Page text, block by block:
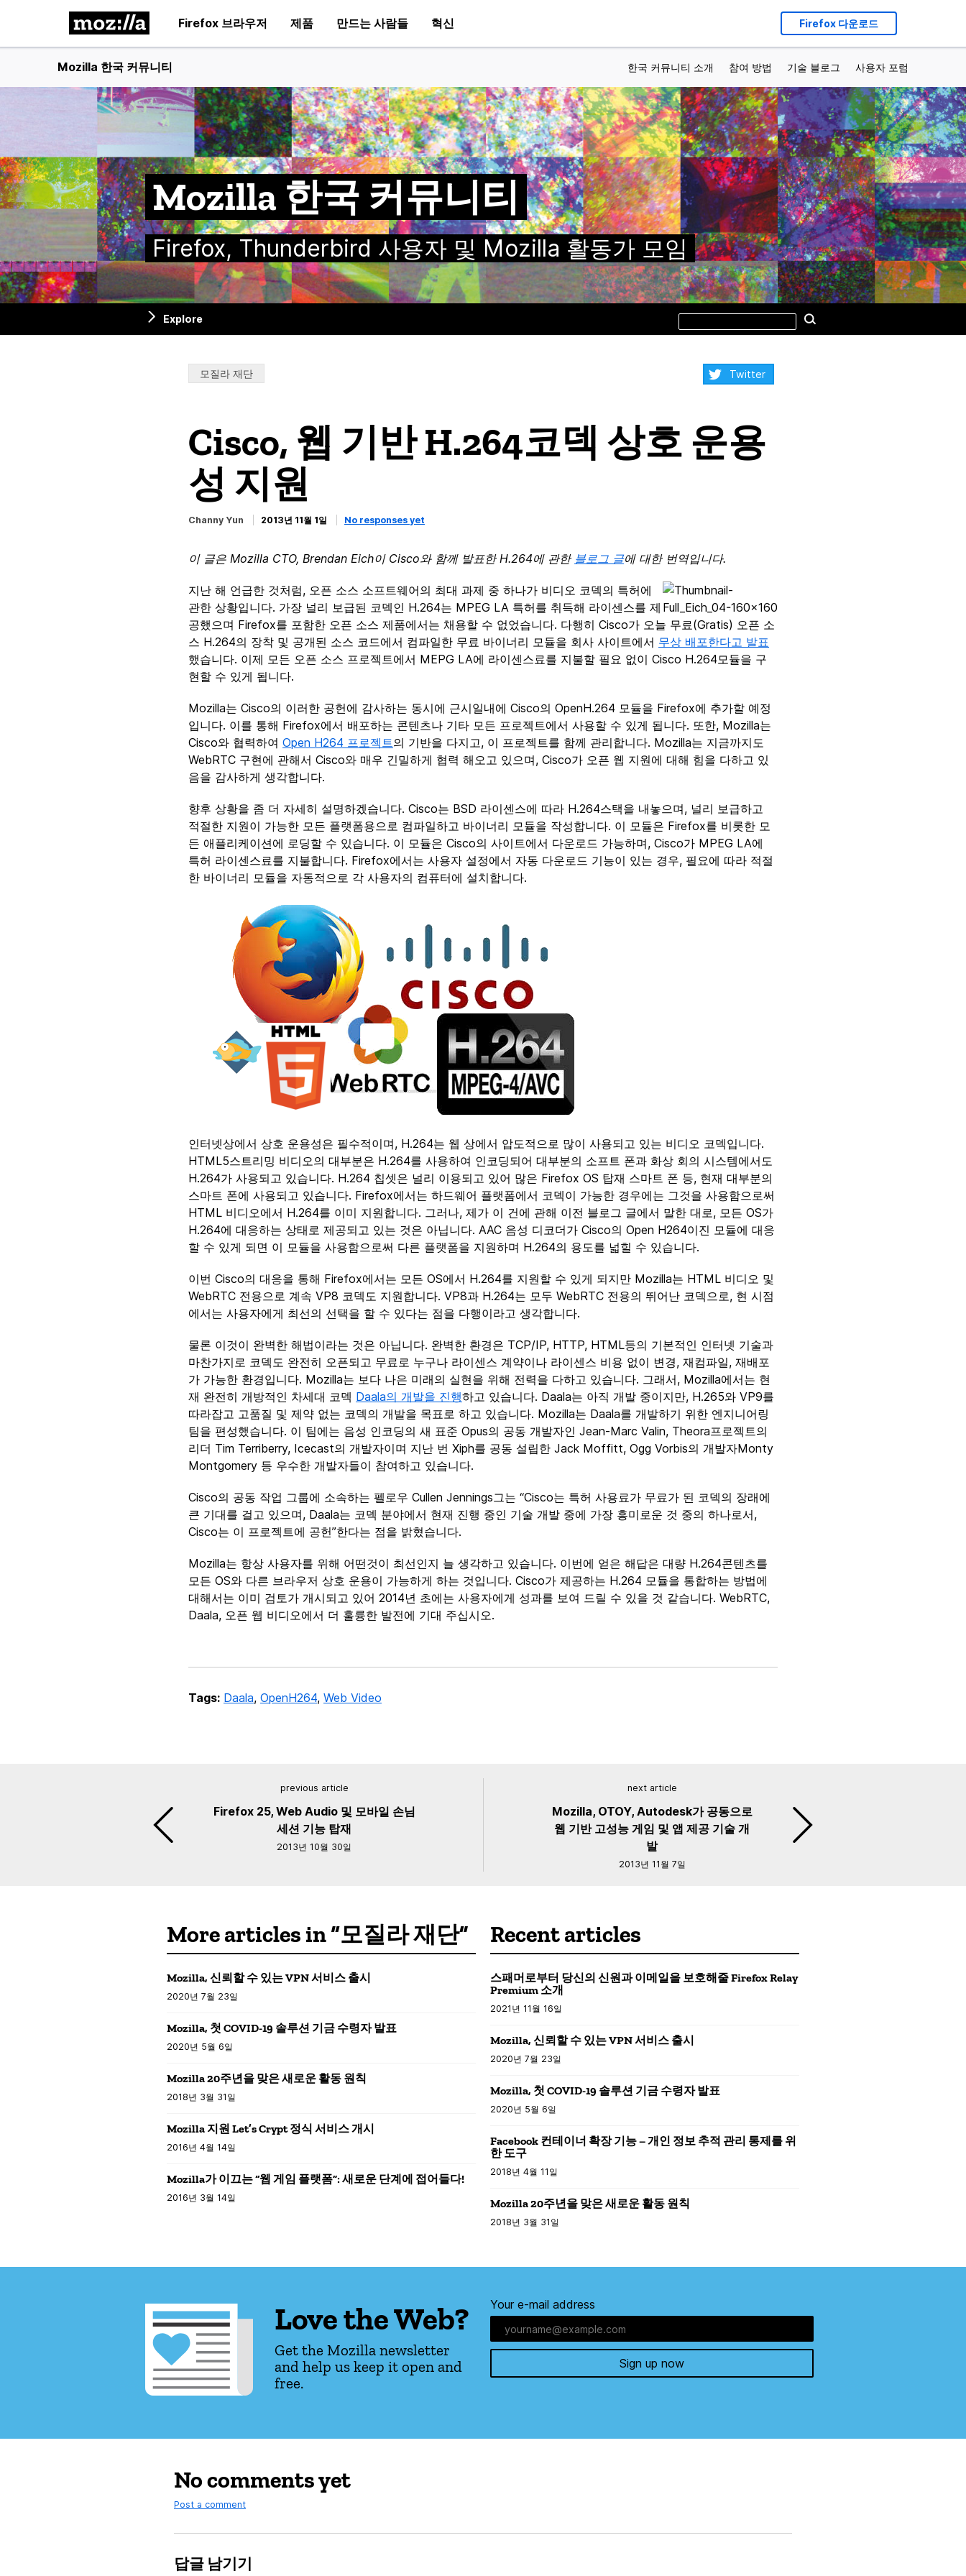
Firefox 다운로드
Firefox 브라우저 제품 만드는 사람들 혁신
Mozilla 한국 커뮤니티 한국 커뮤니티 소개 참여 방법 기술 블로그 사용자 포럼
Mozilla 한국 커뮤니티
Firefox, Thunderbird 사용자 및 Mozilla 활동가 모임
Explore
Search
site
Categories:
모질라 재단 Twitter
Cisco, 웹 기반 H.264코덱 상호 운용
성 지원
Channy Yun 2013년 11월 1일 No responses yet
이 글은 Mozilla CTO, Brendan Eich이 Cisco와 함께 발표한 H.264에 관한 블로그 글에 대한 번역입니다.
지난 해 언급한 것처럼, 오픈 소스 소프트웨어의 최대 과제 중 하나가 비디오 코덱의 특허에
관한 상황입니다. 가장 널리 보급된 코덱인 H.264는 MPEG LA 특허를 취득해 라이센스를 제
공했으며 Firefox를 포함한 오픈 소스 제품에서는 채용할 수 없었습니다. 다행히 Cisco가 오늘 무료(Gratis) 오픈 소
스 H.264의 장착 및 공개된 소스 코드에서 컴파일한 무료 바이너리 모듈을 회사 사이트에서 무상 배포한다고 발표
했습니다. 이제 모든 오픈 소스 프로젝트에서 MEPG LA에 라이센스료를 지불할 필요 없이 Cisco H.264모듈을 구
현할 수 있게 됩니다.
Mozilla는 Cisco의 이러한 공헌에 감사하는 동시에 근시일내에 Cisco의 OpenH.264 모듈을 Firefox에 추가할 예정
입니다. 이를 통해 Firefox에서 배포하는 콘텐츠나 기타 모든 프로젝트에서 사용할 수 있게 됩니다. 또한, Mozilla는
Cisco와 협력하여 Open H264 프로젝트의 기반을 다지고, 이 프로젝트를 함께 관리합니다. Mozilla는 지금까지도
WebRTC 구현에 관해서 Cisco와 매우 긴밀하게 협력 해오고 있으며, Cisco가 오픈 웹 지원에 대해 힘을 다하고 있
음을 감사하게 생각합니다.
향후 상황을 좀 더 자세히 설명하겠습니다. Cisco는 BSD 라이센스에 따라 H.264스택을 내놓으며, 널리 보급하고
적절한 지원이 가능한 모든 플랫폼용으로 컴파일하고 바이너리 모듈을 작성합니다. 이 모듈은 Firefox를 비롯한 모
든 애플리케이션에 로딩할 수 있습니다. 이 모듈은 Cisco의 사이트에서 다운로드 가능하며, Cisco가 MPEG LA에
특허 라이센스료를 지불합니다. Firefox에서는 사용자 설정에서 자동 다운로드 기능이 있는 경우, 필요에 따라 적절
한 바이너리 모듈을 자동적으로 각 사용자의 컴퓨터에 설치합니다.
인터넷상에서 상호 운용성은 필수적이며, H.264는 웹 상에서 압도적으로 많이 사용되고 있는 비디오 코덱입니다.
HTML5스트리밍 비디오의 대부분은 H.264를 사용하여 인코딩되어 대부분의 소프트 폰과 화상 회의 시스템에서도
H.264가 사용되고 있습니다. H.264 칩셋은 널리 이용되고 있어 많은 Firefox OS 탑재 스마트 폰 등, 현재 대부분의
스마트 폰에 사용되고 있습니다. Firefox에서는 하드웨어 플랫폼에서 코덱이 가능한 경우에는 그것을 사용함으로써
HTML 비디오에서 H.264를 이미 지원합니다. 그러나, 제가 이 건에 관해 이전 블로그 글에서 말한 대로, 모든 OS가
H.264에 대응하는 상태로 제공되고 있는 것은 아닙니다. AAC 음성 디코더가 Cisco의 Open H264이진 모듈에 대응
할 수 있게 되면 이 모듈을 사용함으로써 다른 플랫폼을 지원하며 H.264의 용도를 넓힐 수 있습니다.
이번 Cisco의 대응을 통해 Firefox에서는 모든 OS에서 H.264를 지원할 수 있게 되지만 Mozilla는 HTML 비디오 및
WebRTC 전용으로 계속 VP8 코덱도 지원합니다. VP8과 H.264는 모두 WebRTC 전용의 뛰어난 코덱으로, 현 시점
에서는 사용자에게 최선의 선택을 할 수 있다는 점을 다행이라고 생각합니다.
물론 이것이 완벽한 해법이라는 것은 아닙니다. 완벽한 환경은 TCP/IP, HTTP, HTML등의 기본적인 인터넷 기술과
마찬가지로 코덱도 완전히 오픈되고 무료로 누구나 라이센스 계약이나 라이센스 비용 없이 변경, 재컴파일, 재배포
가 가능한 환경입니다. Mozilla는 보다 나은 미래의 실현을 위해 전력을 다하고 있습니다. 그래서, Mozilla에서는 현
재 완전히 개방적인 차세대 코덱 Daala의 개발을 진행하고 있습니다. Daala는 아직 개발 중이지만, H.265와 VP9를
따라잡고 고품질 및 제약 없는 코덱의 개발을 목표로 하고 있습니다. Mozilla는 Daala를 개발하기 위한 엔지니어링
팀을 편성했습니다. 이 팀에는 음성 인코딩의 새 표준 Opus의 공동 개발자인 Jean-Marc Valin, Theora프로젝트의
리더 Tim Terriberry, Icecast의 개발자이며 지난 번 Xiph를 공동 설립한 Jack Moffitt, Ogg Vorbis의 개발자Monty
Montgomery 등 우수한 개발자들이 참여하고 있습니다.
Cisco의 공동 작업 그룹에 소속하는 펠로우 Cullen Jennings그는 “Cisco는 특허 사용료가 무료가 된 코덱의 장래에
큰 기대를 걸고 있으며, Daala는 코덱 분야에서 현재 진행 중인 기술 개발 중에 가장 흥미로운 것 중의 하나로서,
Cisco는 이 프로젝트에 공헌”한다는 점을 밝혔습니다.
Mozilla는 항상 사용자를 위해 어떤것이 최선인지 늘 생각하고 있습니다. 이번에 얻은 해답은 대량 H.264콘텐츠를
모든 OS와 다른 브라우저 상호 운용이 가능하게 하는 것입니다. Cisco가 제공하는 H.264 모듈을 통합하는 방법에
대해서는 이미 검토가 개시되고 있어 2014년 초에는 사용자에게 성과를 보여 드릴 수 있을 것 같습니다. WebRTC,
Daala, 오픈 웹 비디오에서 더 훌륭한 발전에 기대 주십시오.
Tags: Daala, OpenH264, Web Video
previous article
Firefox 25, Web Audio 및 모바일 손님
세션 기능 탑재
2013년 10월 30일
next article
Mozilla, OTOY, Autodesk가 공동으로
웹 기반 고성능 게임 및 앱 제공 기술 개
발
2013년 11월 7일
More articles in “모질라 재단”
Mozilla, 신뢰할 수 있는 VPN 서비스 출시
2020년 7월 23일
Mozilla, 첫 COVID-19 솔루션 기금 수령자 발표
2020년 5월 6일
Mozilla 20주년을 맞은 새로운 활동 원칙
2018년 3월 31일
Mozilla 지원 Let’s Crypt 정식 서비스 개시
2016년 4월 14일
Mozilla가 이끄는 “웹 게임 플랫폼”: 새로운 단계에 접어들다!
2016년 3월 14일
Recent articles
스패머로부터 당신의 신원과 이메일을 보호해줄 Firefox Relay
Premium 소개
2021년 11월 16일
Mozilla, 신뢰할 수 있는 VPN 서비스 출시
2020년 7월 23일
Mozilla, 첫 COVID-19 솔루션 기금 수령자 발표
2020년 5월 6일
Facebook 컨테이너 확장 기능 – 개인 정보 추적 관리 통제를 위
한 도구
2018년 4월 11일
Mozilla 20주년을 맞은 새로운 활동 원칙
2018년 3월 31일
Love the Web?
Get the Mozilla newsletter
and help us keep it open and
free.
Your e-mail address
Sign up now
No comments yet
Post a comment
답글 남기기